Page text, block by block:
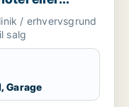
/ erhvervsgrund
salg
Garage